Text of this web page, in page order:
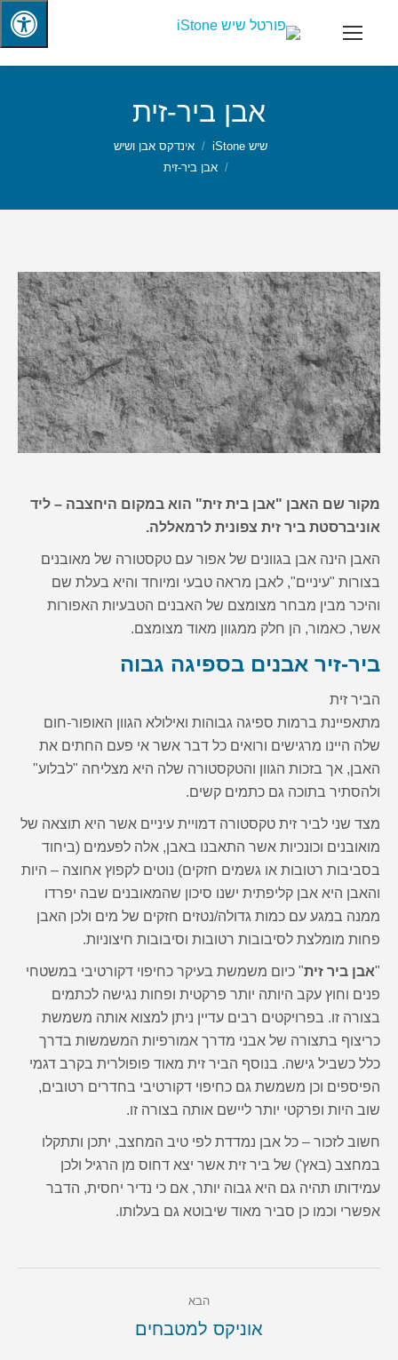
אבן ביר-זית
שיש iStone
אינדקס אבן ושיש
אבן ביר-זית
מקור שם האבן "אבן בית זית" הוא במקום היחצבה – ליד
אוניברסטת ביר זית צפונית לרמאללה.
האבן הינה אבן בגוונים של אפור עם טקסטורה של מאובנים
בצורות "עיניים", לאבן מראה טבעי ומיוחד והיא בעלת שם
והיכר מבין מבחר מצומצם של האבנים הטבעיות האפורות
אשר, כאמור, הן חלק ממגוון מאוד מצומצם.
ביר-זיר אבנים בספיגה גבוה
הביר זית
מתאפיינת ברמות ספיגה גבוהות ואילולא הגוון האופור-חום
שלה היינו מרגישים ורואים כל דבר אשר אי פעם החתים את
האבן, אך בזכות הגוון והטקסטורה שלה היא מצליחה "לבלוע"
ולהסתיר בתוכה גם כתמים קשים.
מצד שני לביר זית טקסטורה דמויית עיניים אשר היא תוצאה של
מואובנים וכונכיות אשר התאבנו באבן, אלה לפעמים (ביחוד
בסביבות רטובות או גשמים חזקים) נוטים לקפוץ אחוצה – היות
והאבן היא אבן קליפתית ישנו סיכון שהמאובנים שבה יפרדו
ממנה במגע עם כמות גדולה/נטזים חזקים של מים ולכן האבן
פחות מומלצת לסיבובות רטובות וסיבובות חיצוניות.
"אבן ביר זית" כיום משמשת בעיקר כחיפוי דקורטיבי במשטחי
פנים וחוץ עקב היותה יותר פרקטית ופחות נגישה לכתמים
בצורה זו. בפרויקטים רבים עדיין ניתן למצוא אותה משמשת
כריצוף בתצורה של אבני מדרך אמורפיות המשמשות בדרך
כלל כשביל גישה. בנוסף הביר זית מאוד פופולרית בקרב דגמי
הפיספים וכן משמשת גם כחיפוי דקורטיבי בחדרים רטובים,
שוב היות ופרקטי יותר ליישם אותה בצורה זו.
חשוב לזכור – כל אבן נמדדת לפי טיב המחצב, יתכן ותתקלו
במחצב (באץ') של ביר זית אשר יצא דחוס מן הרגיל ולכן
עמידותו תהיה גם היא גבוה יותר, אם כי נדיר יחסית, הדבר
אפשרי וכמו כן סביר מאוד שיבוטא גם בעלותו.
הבא
הבא
אוניקס למטבחים